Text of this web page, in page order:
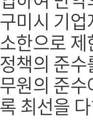
구미시 기
소한으로
정책의 준
무원의 준
록 최선을